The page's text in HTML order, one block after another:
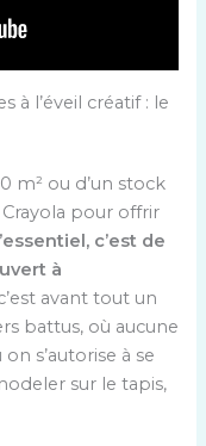
à l’éveil créatif : le
m² ou d’un stock
pour offrir
c’est de
à
avant tout un
battus, où aucune
s’autorise à se
sur le tapis,